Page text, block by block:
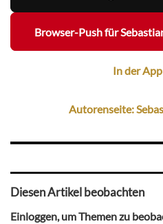
Browser-Push für
In der
Autorenseite:
Diesen Artikel beobachten
Einloggen, um Themen zu